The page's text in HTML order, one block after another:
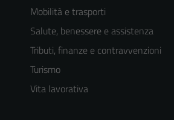
Mobilità e trasporti
Salute, benessere e assistenza
Tributi, finanze e contravvenzioni
Turismo
Vita lavorativa